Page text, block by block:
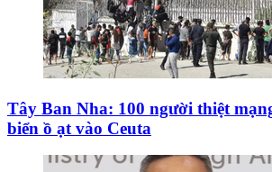
Tây Ban Nha: 100 người thiệt
biển ồ ạt vào Ceuta